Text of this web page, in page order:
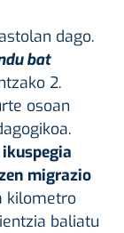
dago.
bat
2.
osoan
migrazio
kilometro
baliatu